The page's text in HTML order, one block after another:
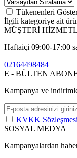
Tükenenleri
İlgili kategoriye ait
MÜŞTERİ
Haftaiçi 09:00-17:00
02164498484
E - BÜLTEN
Kampanya ve
KVKK
SOSYAL MEDYA
Kampanyalardan